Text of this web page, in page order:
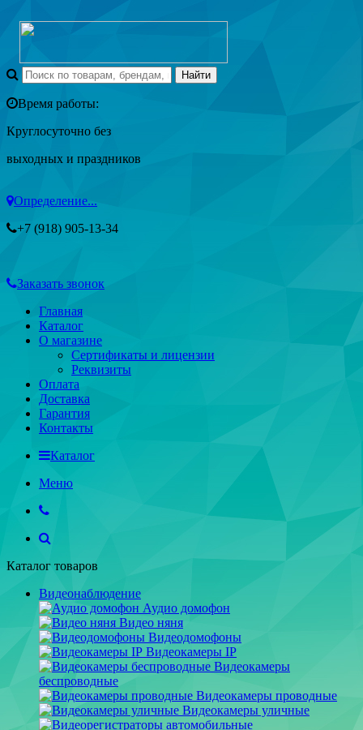
Время работы:
Круглосуточно без
выходных и праздников
Определение...
+7 (918) 905-13-34
Заказать звонок
Главная
Каталог
О магазине
Сертификаты и лицензии
Реквизиты
Оплата
Доставка
Гарантия
Контакты
Каталог
Меню
Каталог товаров
Видеонаблюдение
Аудио домофон
Видео няня
Видеодомофоны
Видеокамеры IP
Видеокамеры
беспроводные
Видеокамеры проводные
Видеокамеры уличные